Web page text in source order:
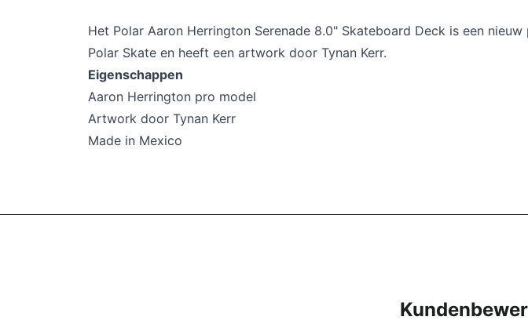
Het Polar Aaron Herrington Serenade 8.0" Skateboard Deck is een
Polar Skate en heeft een artwork door Tynan Kerr.
Eigenschappen
Aaron Herrington pro model
Artwork door Tynan Kerr
Made in Mexico